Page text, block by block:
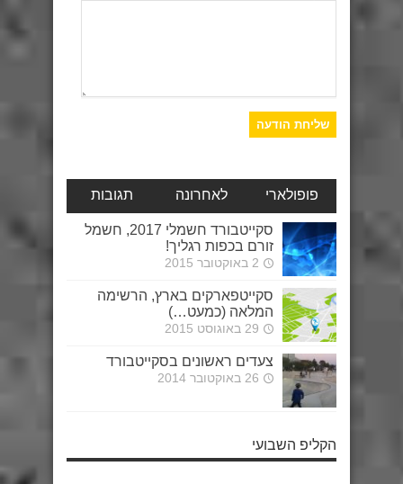
פופולארי לאחרונה תגובות
סקייטבורד חשמלי 2017, חשמל
זורם בכפות רגליך!
2 באוקטובר 2015
סקייטפארקים בארץ, הרשימה
המלאה (כמעט…)
29 באוגוסט 2015
צעדים ראשונים בסקייטבורד
26 באוקטובר 2014
הקליפ השבועי